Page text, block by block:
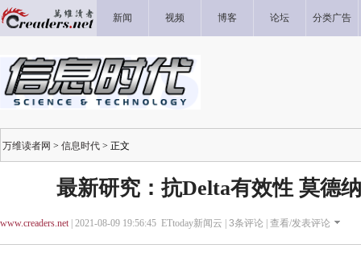
新闻 视频 博客 论坛 分类广告
万维读者网 > 信息时代 > 正文
最新研究：抗Delta有效性 莫德
www.creaders.net| 2021-08-09 19:56:45 ETtoday新闻云 | 3条评论 | 查看/发表评论